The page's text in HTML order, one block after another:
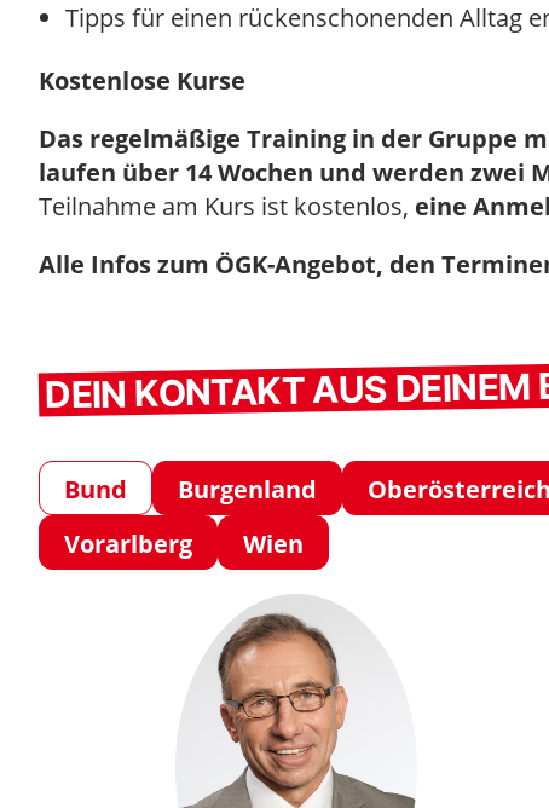
Tipps für einen rückenschonenden Alltag
Kostenlose Kurse
Das regelmäßige Training in der Gruppe
laufen über 14 Wochen und werden zwei
Teilnahme am Kurs ist kostenlos, eine
Alle Infos zum ÖGK-Angebot, den
DEIN KONTAKT AUS DEINEM
Bund Burgenland Oberösterreich
Vorarlberg
Wien